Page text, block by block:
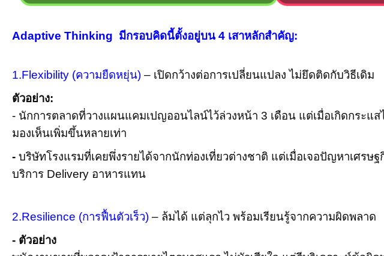
Adaptive Thinking มีกรอบคิดนี้ตั้งอยู่บน 4 เสาหลักสำคัญ:
1.Flexibility (ความยืดหยุ่น) – เปิดกว้างต่อการเปลี่ยนแปลง ไม่ยึดติดกับวิธีเดิม
ตัวอย่าง:
- นักการตลาดที่วางแผนแคมเปญออนไลน์ไว้ล่วงหน้า 3 เดือน แต่เมื่อเกิดกระ
มองเห็นเพิ่มขึ้นหลายเท่า
- บริษัทโรงแรมที่เคยพึ่งรายได้จากนักท่องเที่ยวต่างชาติ แต่เมื่อเจอปัญหาเศรษ
บริการ Delivery อาหารแทน
2.Resilience (การฟื้นตัวเร็ว) – ล้มได้ แต่ลุกไว พร้อมเรียนรู้จากความผิดพลาด
- ตัวอย่าง